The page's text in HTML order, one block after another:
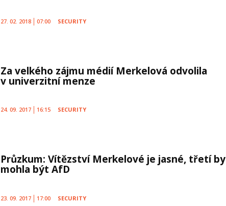
27. 02. 2018 07:00 SECURITY
Za velkého zájmu médií Merkelová odvolila
v univerzitní menze
24. 09. 2017 16:15 SECURITY
Průzkum: Vítězství Merkelové je jasné, třetí by
mohla být AfD
23. 09. 2017 17:00 SECURITY